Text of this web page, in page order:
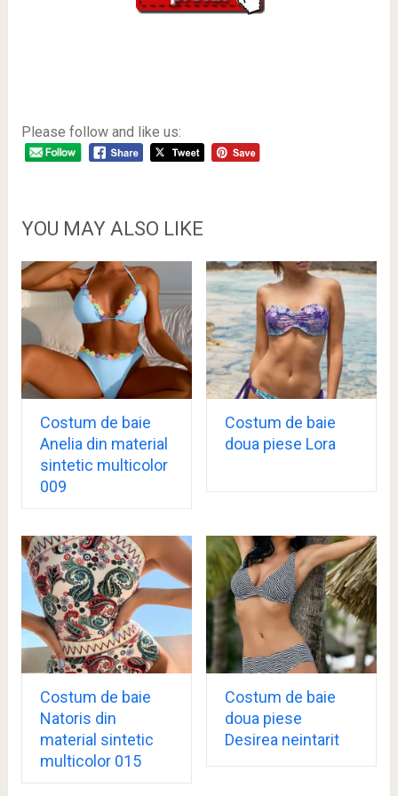
Please follow and like us:
YOU MAY ALSO LIKE
Costum de baie
Anelia din material
sintetic multicolor
009
Costum de baie
doua piese Lora
Costum de baie
Natoris din
material sintetic
multicolor 015
Costum de baie
doua piese
Desirea neintarit